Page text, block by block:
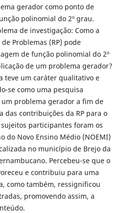
gerador como ponto de
polinomial do 2º grau.
de investigação: Como a
Problemas (RP) pode
de função polinomial do 2º
de um problema gerador?
teve um caráter qualitativo e
se como uma pesquisa
problema gerador a fim de
das contribuições da RP para o
participantes foram os
do Novo Ensino Médio (NOEMI)
no município de Brejo da
Percebeu-se que o
e contribuiu para uma
como também, ressignificou
promovendo assim, a